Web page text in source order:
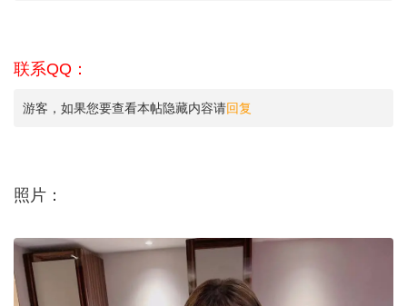
联系QQ：
游客，如果您要查看本帖隐藏内容请回复
照片：